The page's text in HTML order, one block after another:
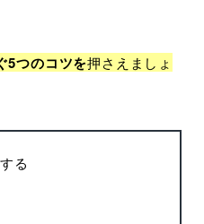
5つのコツを押さえましょ
る